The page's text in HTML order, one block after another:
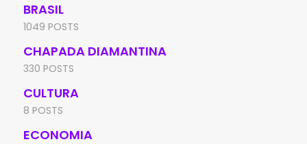
BRASIL
1049 POSTS
CHAPADA DIAMANTINA
330 POSTS
CULTURA
8 POSTS
ECONOMIA